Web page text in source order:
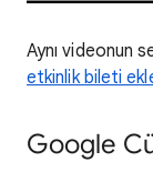
Aynı videonun
etkinlik bileti
Google